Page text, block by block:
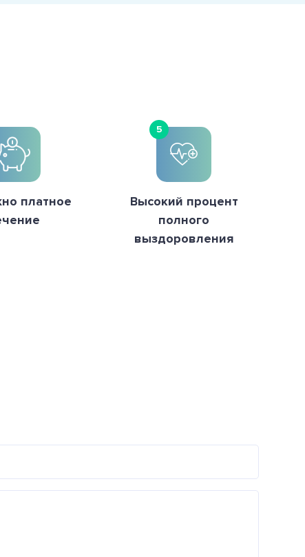
платное
5
Высокий процент
полного
выздоровления